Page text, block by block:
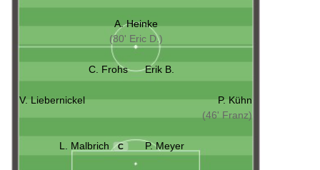
A. Heinke
(80' Eric D.)
C. Frohs Erik B.
V. Liebernickel
P. Kühn
(46' Franz)
L. Malbrich C P. Meyer